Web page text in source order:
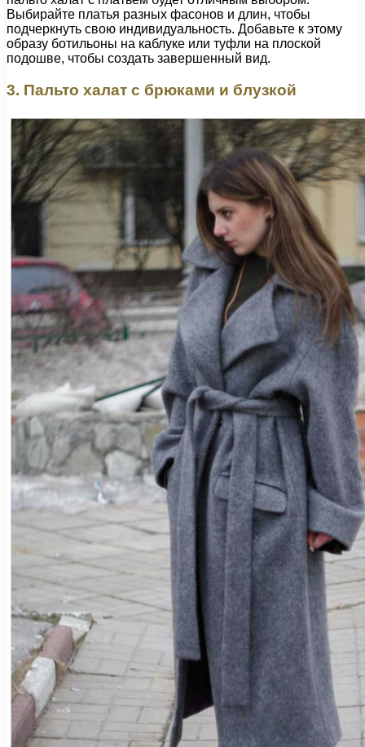
Выбирайте платья разных фасонов и длин, чтобы
подчеркнуть свою индивидуальность. Добавьте к этому
образу ботильоны на каблуке или туфли на плоской
подошве, чтобы создать завершенный вид.
3. Пальто халат с брюками и блузкой